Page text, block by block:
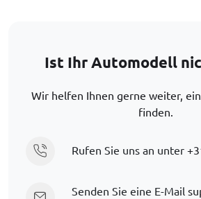
Ist Ihr Automodell
Wir helfen Ihnen gerne weiter,
finden.
Rufen Sie uns an unter
Senden Sie eine E-Mail